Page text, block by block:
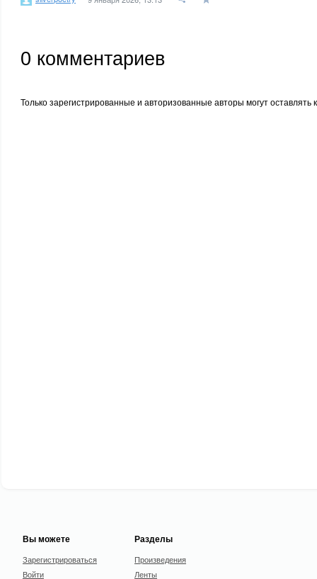
0 комментариев
Только зарегистрированные и авторизованные авторы могут оставлять
Вы можете
Зарегистрироваться
Войти
Разделы
Произведения
Ленты